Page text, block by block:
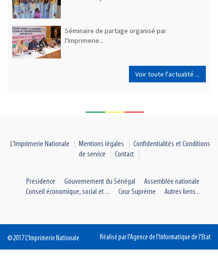
Séminaire de partage organisé par
l'Imprimerie...
Voir toute l'actualité ...
L'Imprimerie Nationale Mentions légales
Confidentialités et Conditions
de service
Contact
Présidence Gouvernement du Sénégal
Assemblée nationale
Conseil économique, social et ...
Cour Supréme Autres liens...
©2017 L'Imprimerie Nationale Réalisé par l'Agence de l'Informatique de l'Etat